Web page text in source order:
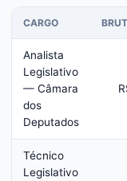
CARGO
Analista
Legislativo
— Câmara
dos
Deputados
Técnico
Legislativo